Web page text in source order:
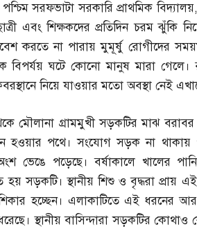
পশ্চিম সরফভাটা সরকারি প্রাথমিক বিদ্যালয়
এবং শিক্ষকদের প্রতিদিন চরম ঝুঁকি
করতে না পারায় মুমূর্ষু রোগীদের
বিপর্যয় ঘটে কোনো মানুষ মারা গেলে।
নিয়ে যাওয়ার মতো অবস্থা নেই
মৌলানা গ্রামমুখী সড়কটির মাঝ বরাবর
হওয়ার পথে। সংযোগ সড়ক না থাকায়
ভেঙে পড়েছে। বর্ষাকালে খালের
হয় সড়কটি। স্থানীয় শিশু ও বৃদ্ধরা প্রায়
হচ্ছেন। এলাকাটিতে এই ধরনের
স্থানীয় বাসিন্দারা সড়কটির কোথাও